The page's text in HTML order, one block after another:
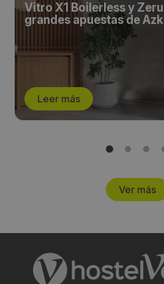
Periodicidad:
Bianual
vending, distribución automática,
Vitro X1 Boilerless y
grandes apuestas de
Leer más
Ver más